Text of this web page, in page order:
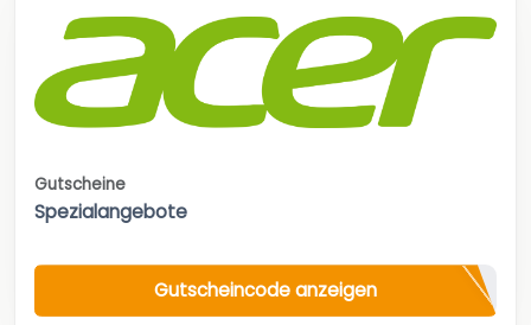
Gutscheine
Spezialangebote
Gutscheincode anzeigen